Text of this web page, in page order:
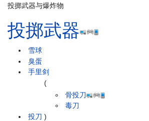
投掷武器与爆炸物
投掷武器
雪球
臭蛋
手里剑
投刀
(
骨投刀
毒刀
)